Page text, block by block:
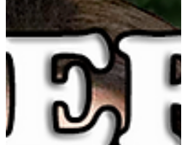
busca pela verdade. Enquanto buscas na
mata eram realizadas, a policia interrogava
os principais suspeitos para entender a
motivação do possível CR1M3. Foi rápido
para polícia descobrir que Marcelo vivia um
SUPOSTO TRIÂNGULO AMOROSO
ENVOLVENDO UM DOS SUSPEITOS